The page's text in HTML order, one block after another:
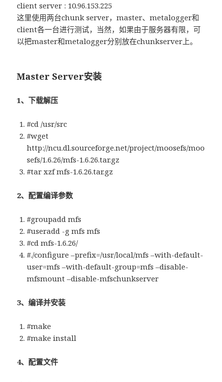
client server : 10.96.153.225
这里使用两台chunk server，master、metalogger和
client各一台进行测试，当然，如果由于服务器有限，可
以把master和metalogger分别放在chunkserver上。
Master Server安装
1、下载解压
#cd /usr/src
#wget
http://ncu.dl.sourceforge.net/project/moosefs/moo
sefs/1.6.26/mfs-1.6.26.tar.gz
#tar xzf mfs-1.6.26.tar.gz
2、配置编译参数
#groupadd mfs
#useradd -g mfs mfs
#cd mfs-1.6.26/
#./configure –prefix=/usr/local/mfs –with-default-
user=mfs –with-default-group=mfs –disable-
mfsmount –disable-mfschunkserver
3、编译并安装
#make
#make install
4、配置文件